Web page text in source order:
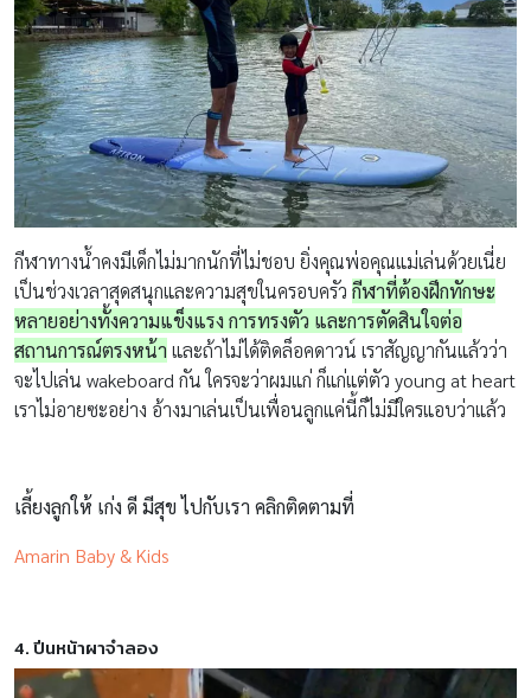
กีฬาทางน้ำคงมีเด็กไม่มากนักที่ไม่ชอบ ยิ่งคุณพ่อคุณแม่เล่นด้วยเนี่ย
เป็นช่วงเวลาสุดสนุกและความสุขในครอบครัว กีฬาที่ต้องฝึกทักษะ
หลายอย่างทั้งความแข็งแรง การทรงตัว และการตัดสินใจต่อ
สถานการณ์ตรงหน้า และถ้าไม่ได้ติดล็อคดาวน์ เราสัญญากันแล้วว่า
จะไปเล่น wakeboard กัน ใครจะว่าผมแก่ ก็แก่แต่ตัว young at heart
เราไม่อายซะอย่าง อ้างมาเล่นเป็นเพื่อนลูกแค่นี้ก็ไม่มีใครแอบว่าแล้ว
เลี้ยงลูกให้ เก่ง ดี มีสุข ไปกับเรา คลิกติดตามที่
Amarin Baby & Kids
4. ปีนหน้าผาจำลอง